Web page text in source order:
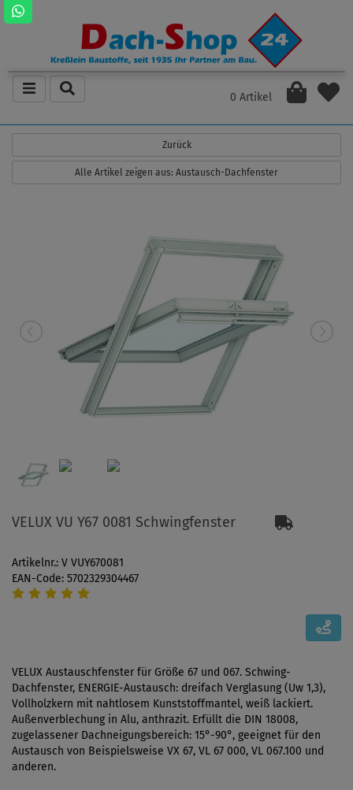
0 Artikel
Zurück
Alle Artikel zeigen aus: Austausch-Dachfenster
VELUX VU Y67 0081 Schwingfenster
Artikelnr.: V VUY670081
EAN-Code: 5702329304467
VELUX Austauschfenster für Größe 67 und 067. Schwing-
Dachfenster, ENERGIE-Austausch: dreifach Verglasung (Uw 1,3),
Vollholzkern mit nahtlosem Kunststoffmantel, weiß lackiert.
Außenverblechung in Alu, anthrazit. Erfüllt die DIN 18008,
zugelassener Dachneigungsbereich: 15°-90°, geeignet für den
Austausch von Beispielsweise VX 67, VL 67 000, VL 067.100 und
anderen.